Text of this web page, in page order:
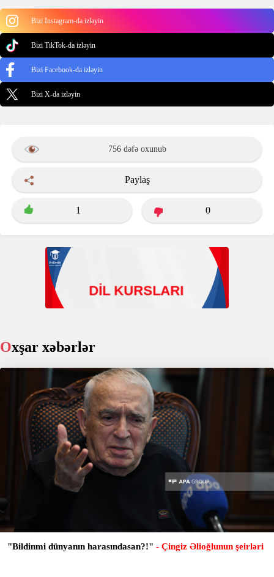
Bizi Instagram-da izləyin
Bizi TikTok-da izləyin
Bizi Facebook-da izləyin
Bizi X-da izləyin
756 dəfə oxunub
Paylaş
1 0
Oxşar xəbərlər
"Bildinmi dünyanın harasındasan?!" - Çingiz Əlioğlunun şeirləri